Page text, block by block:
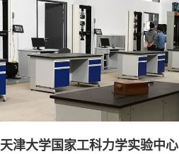
天津大学国家工科力学实验中心